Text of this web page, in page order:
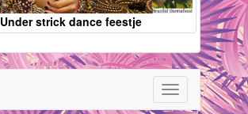
Under strick dance feestje
Toggle
navigation